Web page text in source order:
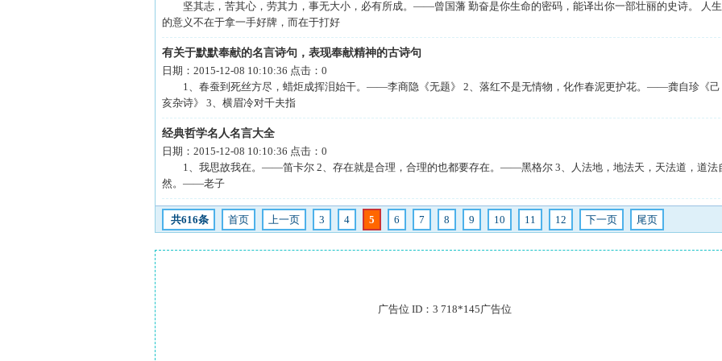
坚其志，苦其心，劳其力，事无大小，必有所成。——曾国藩 勤奋是你生命的密码，能译出你一部壮丽的史诗。 人生
的意义不在于拿一手好牌，而在于打好
有关于默默奉献的名言诗句，表现奉献精神的古诗句
日期： 2015-12-08 10:10:36 点击： 0
1、春蚕到死丝方尽，蜡炬成挥泪始干。——李商隐《无题》 2、落红不是无情物，化作春泥更护花。——龚自珍《己
亥杂诗》 3、横眉冷对千夫指
经典哲学名人名言大全
日期： 2015-12-08 10:10:36 点击： 0
1、我思故我在。——笛卡尔 2、存在就是合理，合理的也都要存在。——黑格尔 3、人法地，地法天，天法道，道法
然。——老子
共616条 首页 上一页 3 4 5 6 7 8 9 10 11 12 下一页 尾页
广告位 ID：3 718*145广告位